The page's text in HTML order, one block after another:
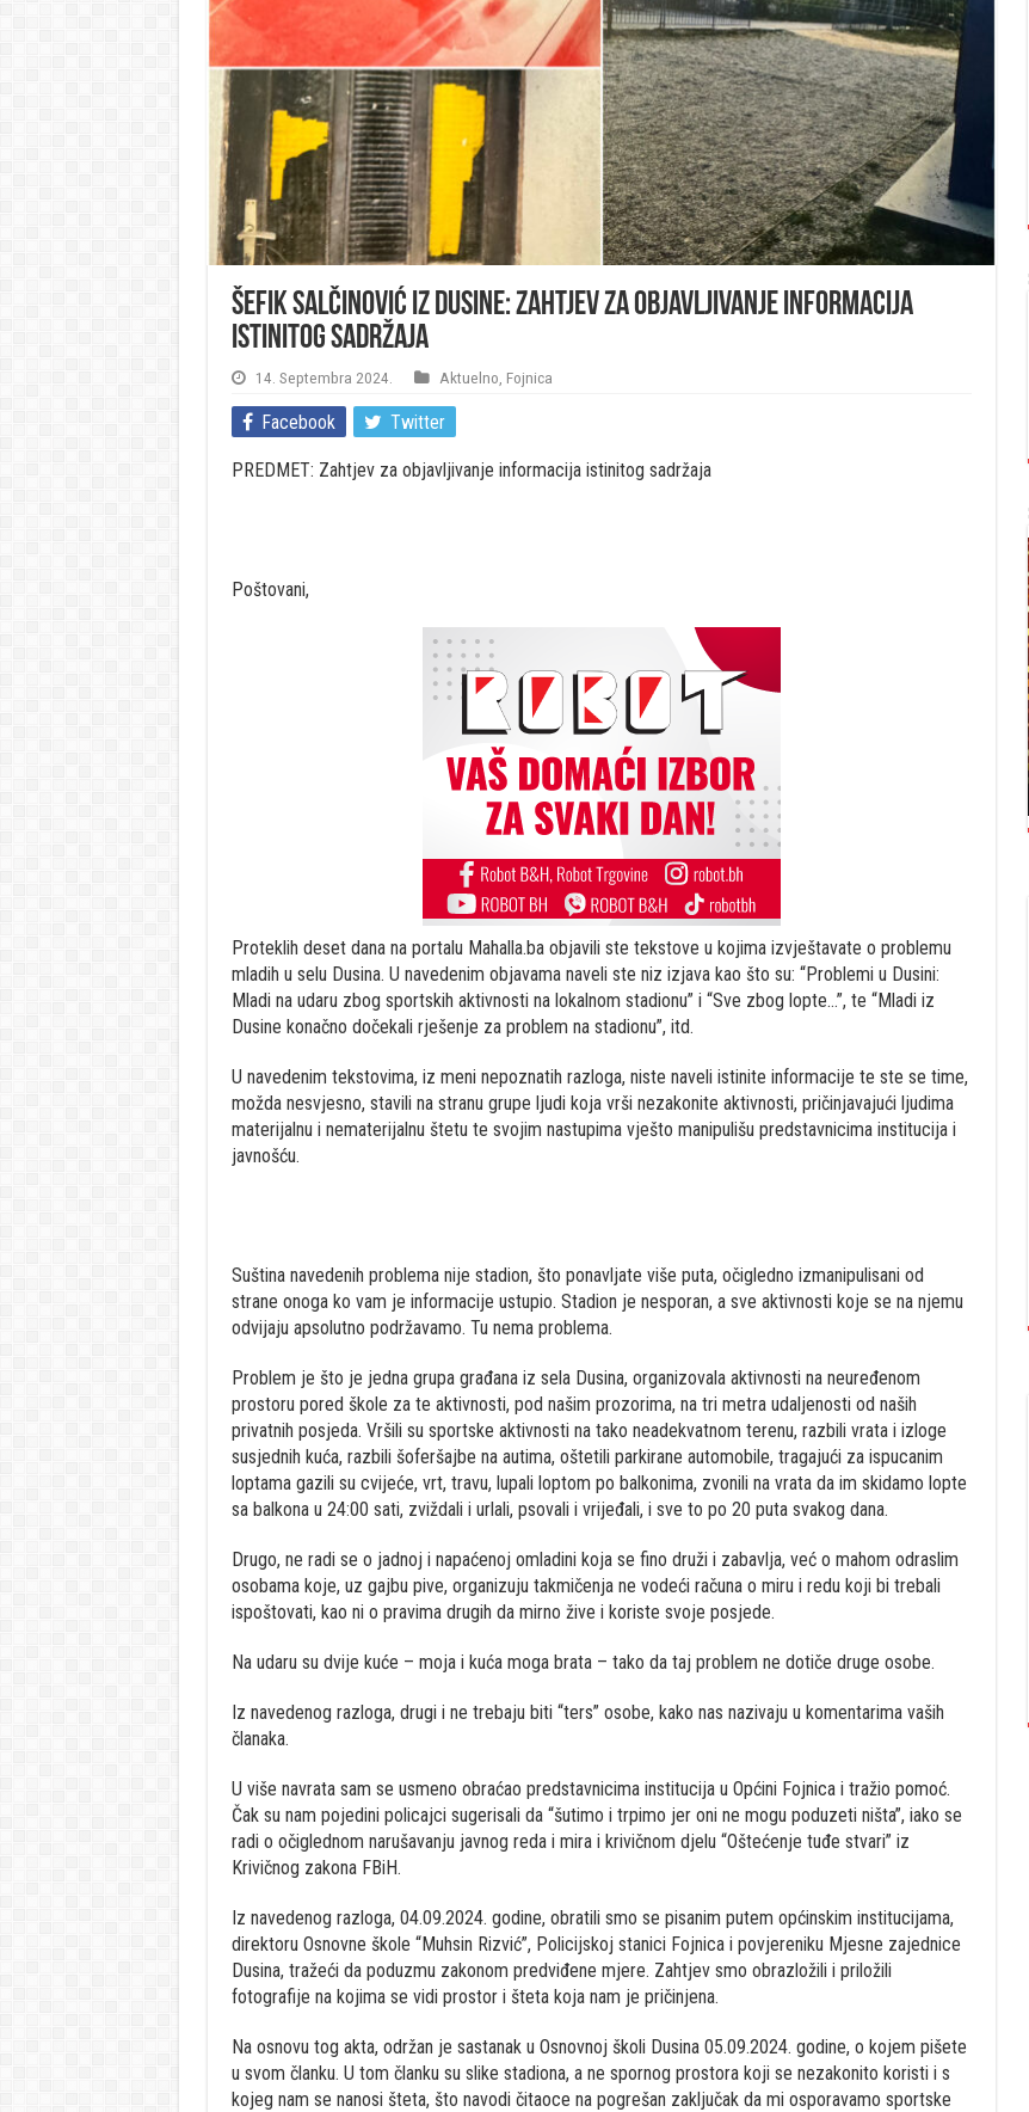
Šefik Salčinović iz Dusine: Zahtjev za objavljivanje informacija
istinitog sadržaja
14. Septembra 2024. Aktuelno Fojnica
Facebook Twitter
PREDMET: Zahtjev za objavljivanje informacija istinitog sadržaja
Poštovani,
Proteklih deset dana na portalu Mahalla.ba objavili ste tekstove u kojima izvještavate o problemu
mladih u selu Dusina. U navedenim objavama naveli ste niz izjava kao što su: “Problemi u Dusini:
Mladi na udaru zbog sportskih aktivnosti na lokalnom stadionu” i “Sve zbog lopte…”, te “Mladi iz
Dusine konačno dočekali rješenje za problem na stadionu”, itd.
U navedenim tekstovima, iz meni nepoznatih razloga, niste naveli istinite informacije te ste se time,
možda nesvjesno, stavili na stranu grupe ljudi koja vrši nezakonite aktivnosti, pričinjavajući ljudima
materijalnu i nematerijalnu štetu te svojim nastupima vješto manipulišu predstavnicima institucija i
javnošću.
Suština navedenih problema nije stadion, što ponavljate više puta, očigledno izmanipulisani od
strane onoga ko vam je informacije ustupio. Stadion je nesporan, a sve aktivnosti koje se na njemu
odvijaju apsolutno podržavamo. Tu nema problema.
Problem je što je jedna grupa građana iz sela Dusina, organizovala aktivnosti na neuređenom
prostoru pored škole za te aktivnosti, pod našim prozorima, na tri metra udaljenosti od naših
privatnih posjeda. Vršili su sportske aktivnosti na tako neadekvatnom terenu, razbili vrata i izloge
susjednih kuća, razbili šoferšajbe na autima, oštetili parkirane automobile, tragajući za ispucanim
loptama gazili su cvijeće, vrt, travu, lupali loptom po balkonima, zvonili na vrata da im skidamo lopte
sa balkona u 24:00 sati, zviždali i urlali, psovali i vrijeđali, i sve to po 20 puta svakog dana.
Drugo, ne radi se o jadnoj i napaćenoj omladini koja se fino druži i zabavlja, već o mahom odraslim
osobama koje, uz gajbu pive, organizuju takmičenja ne vodeći računa o miru i redu koji bi trebali
ispoštovati, kao ni o pravima drugih da mirno žive i koriste svoje posjede.
Na udaru su dvije kuće – moja i kuća moga brata – tako da taj problem ne dotiče druge osobe.
Iz navedenog razloga, drugi i ne trebaju biti “ters” osobe, kako nas nazivaju u komentarima vaših
članaka.
U više navrata sam se usmeno obraćao predstavnicima institucija u Općini Fojnica i tražio pomoć.
Čak su nam pojedini policajci sugerisali da “šutimo i trpimo jer oni ne mogu poduzeti ništa”, iako se
radi o očiglednom narušavanju javnog reda i mira i krivičnom djelu “Oštećenje tuđe stvari” iz
Krivičnog zakona FBiH.
Iz navedenog razloga, 04.09.2024. godine, obratili smo se pisanim putem općinskim institucijama,
direktoru Osnovne škole “Muhsin Rizvić”, Policijskoj stanici Fojnica i povjereniku Mjesne zajednice
Dusina, tražeći da poduzmu zakonom predviđene mjere. Zahtjev smo obrazložili i priložili
fotografije na kojima se vidi prostor i šteta koja nam je pričinjena.
Na osnovu tog akta, održan je sastanak u Osnovnoj školi Dusina 05.09.2024. godine, o kojem pišete
u svom članku. U tom članku su slike stadiona, a ne spornog prostora koji se nezakonito koristi i s
kojeg nam se nanosi šteta, što navodi čitaoce na pogrešan zaključak da mi osporavamo sportske